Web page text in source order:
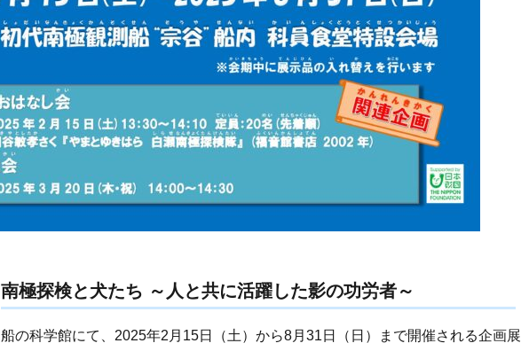
南極探検と犬たち ～人と共に活躍した影の功労者～
船の科学館にて、2025年2月15日（土）から8月31日（日）まで開催される企画展